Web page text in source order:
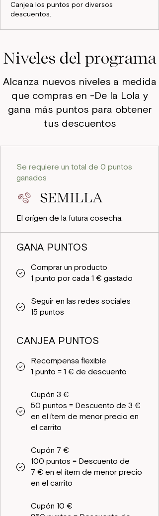
Canjea los puntos por diversos
descuentos.
Niveles del programa
Alcanza nuevos niveles a medida
que compras en -De la Lola y
gana más puntos para obtener
tus descuentos
SEMILLA
Se requiere un total de 0 puntos
ganados
El orígen de la futura cosecha.
GANA PUNTOS
Comprar un producto
1 punto por cada 1 € gastado
Seguir en las redes sociales
15 puntos
CANJEA PUNTOS
Recompensa flexible
1 punto = 1 € de descuento
Cupón 3 €
50 puntos = Descuento de 3 €
en el ítem de menor precio en
el carrito
Cupón 7 €
100 puntos = Descuento de
7 € en el ítem de menor precio
en el carrito
Cupón 10 €